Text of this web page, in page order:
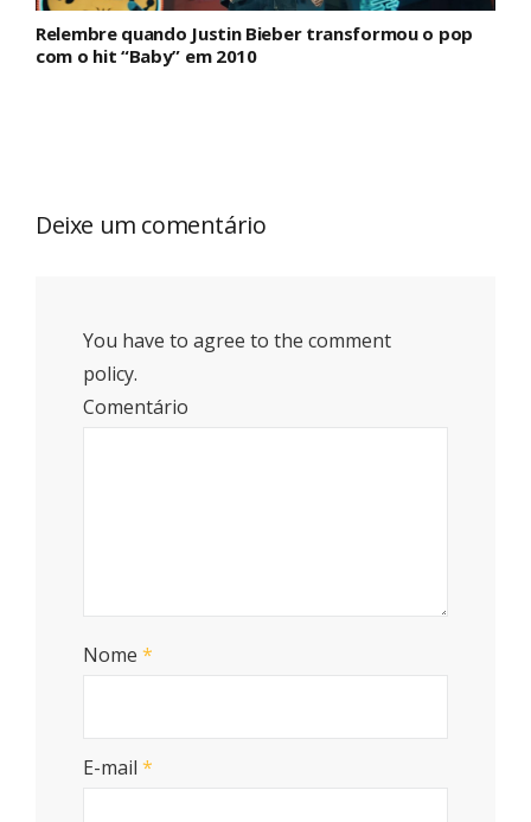
Relembre quando Justin Bieber transformou o pop
com o hit “Baby” em 2010
Deixe um comentário
You have to agree to the comment
policy.
Comentário
Nome *
E-mail *